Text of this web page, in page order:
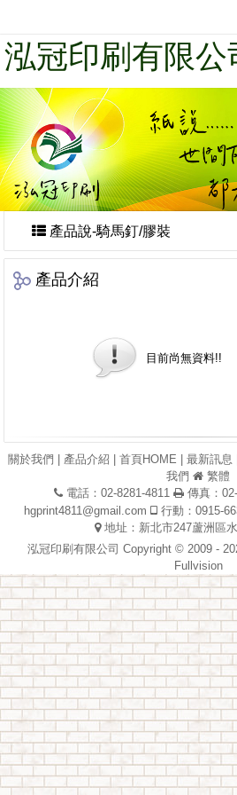
泓冠印刷有限公
產品說-騎馬釘/膠裝
產品介紹
目前尚無資料!!
關於我們 產品介紹 首頁HOME 最新訊息
我們
繁體
電話：02-8281-4811
傳真：
hgprint4811@gmail.com
行動：0915-
地址：新北市247蘆洲區
泓冠印刷有限公司 Copyright © 2009 -
Fullvision